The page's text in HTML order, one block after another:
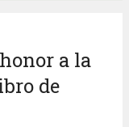
a la
de